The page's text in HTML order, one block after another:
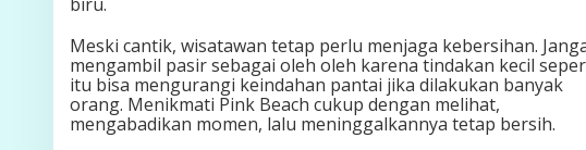
Meski cantik, wisatawan tetap perlu menjaga kebersihan.
mengambil pasir sebagai oleh oleh karena tindakan kecil
itu bisa mengurangi keindahan pantai jika dilakukan banyak
orang. Menikmati Pink Beach cukup dengan melihat,
mengabadikan momen, lalu meninggalkannya tetap bersih.